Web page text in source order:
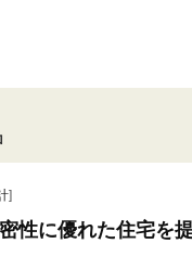
]
性に優れた住宅を